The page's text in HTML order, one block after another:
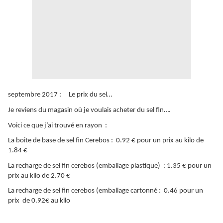
septembre 2017 : Le prix du sel…
Je reviens du magasin où je voulais acheter du sel fin….
Voici ce que j’ai trouvé en rayon :
La boite de base de sel fin Cerebos : 0.92 € pour un prix au kilo de
1.84 €
La recharge de sel fin cerebos (emballage plastique) : 1.35 € pour un
prix au kilo de 2.70 €
La recharge de sel fin cerebos (emballage cartonné : 0.46 pour un
prix de 0.92€ au kilo